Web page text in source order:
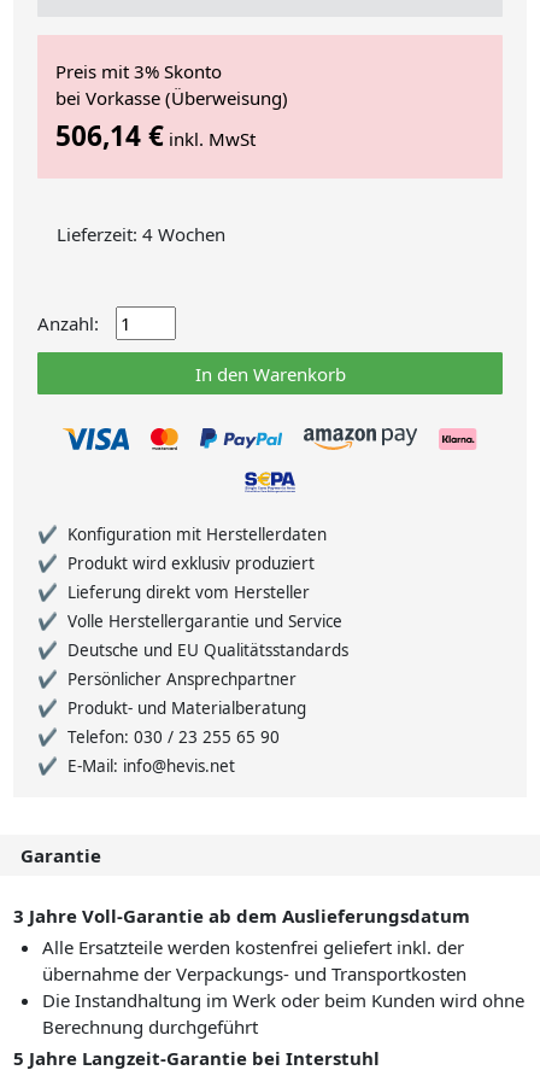
Preis mit 3% Skonto
bei Vorkasse (Überweisung)
506,14 € inkl. MwSt
Lieferzeit: 4 Wochen
Anzahl:
In den Warenkorb
Konfiguration mit Herstellerdaten
Produkt wird exklusiv produziert
Lieferung direkt vom Hersteller
Volle Herstellergarantie und Service
Deutsche und EU Qualitätsstandards
Persönlicher Ansprechpartner
Produkt- und Materialberatung
Telefon: 030 / 23 255 65 90
E-Mail: info@hevis.net
Garantie
3 Jahre Voll-Garantie ab dem Auslieferungsdatum
Alle Ersatzteile werden kostenfrei geliefert inkl. der
übernahme der Verpackungs- und Transportkosten
Die Instandhaltung im Werk oder beim Kunden wird ohne
Berechnung durchgeführt
5 Jahre Langzeit-Garantie bei Interstuhl